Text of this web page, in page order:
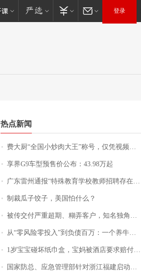
登录
热点新闻
费大厨“全国小炒肉大王”称号，仅凭视频评出？中国烹饪协会回应
享界G9车型预售价公布：43.98万起
广东雷州通报“特殊教育学校教师招聘存在违规行为”：已启动问责程序 副校长被停职
制裁瓜子饺子，美国怕什么？
被传交付严重超期、糊弄客户，知名独角兽车企创始人回应：都没证据，将依法采取措施，“本人长期与美国交管局保持沟通，对方表示肯定”
从“零风险零投入”到负债百万：一个养牛项目崩盘后，谁该为农户的贷款买单丨红星调查
1岁宝宝碰坏纸巾盒，宝妈被酒店要求赔付924元！三亚一酒店回复：骨瓷定制！网友一查价格，吵翻了
国家防总、应急管理部针对浙江福建启动防汛防台风四级应急响应